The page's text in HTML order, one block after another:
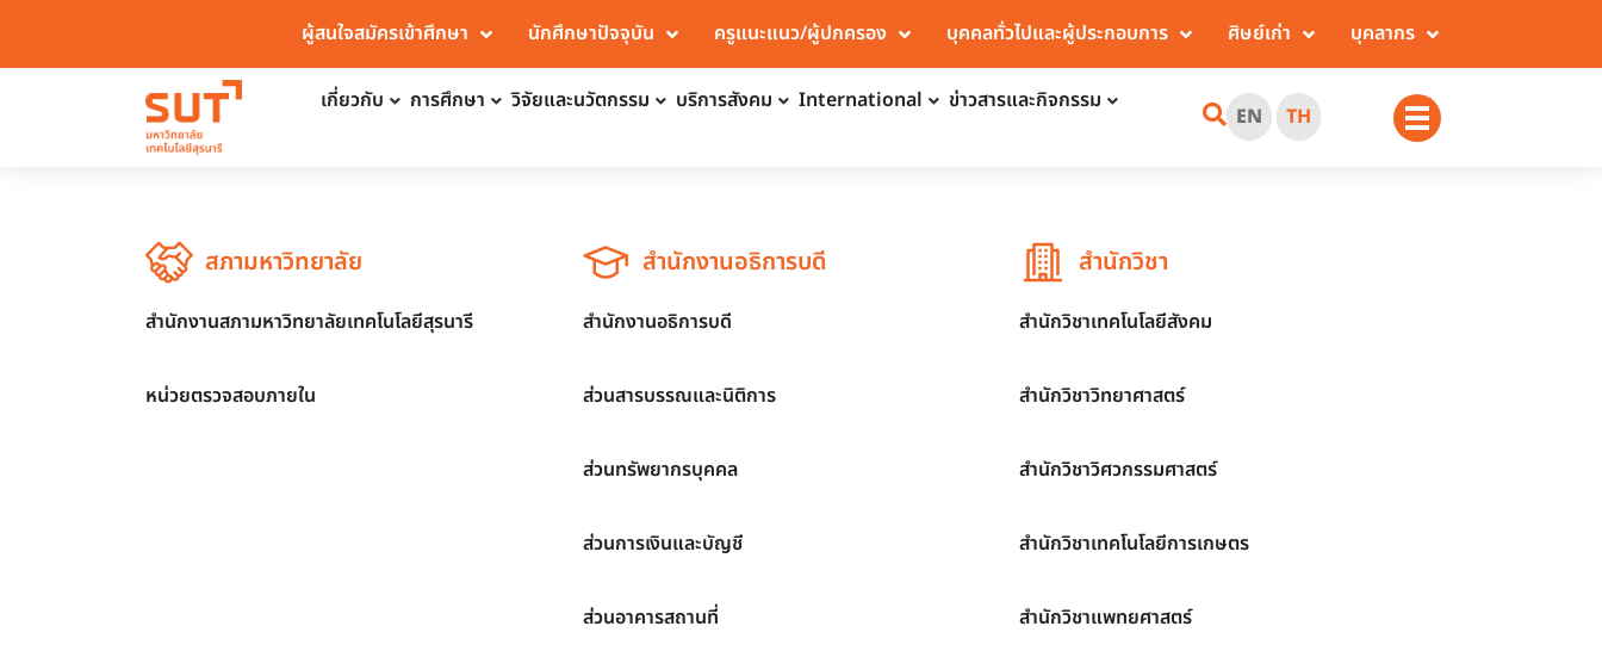
ผู้สนใจสมัครเข้าศึกษา นักศึกษาปัจจุบัน ครูแนะแนว/ผู้ปกครอง บุคคลทั่วไปและผู้ประกอบการ ศิษย์เก่า บุคลากร
เกี่ยวกับ การศึกษา วิจัยและนวัตกรรม บริการสังคม International ข่าวสารและกิจกรรม
EN TH
สภามหาวิทยาลัย
สำนักงานสภามหาวิทยาลัยเทคโนโลยีสุรนารี
หน่วยตรวจสอบภายใน
สำนักงานอธิการบดี
สำนักงานอธิการบดี
ส่วนสารบรรณและนิติการ
ส่วนทรัพยากรบุคคล
ส่วนการเงินและบัญชี
ส่วนอาคารสถานที่
สำนักวิชา
สำนักวิชาเทคโนโลยีสังคม
สำนักวิชาวิทยาศาสตร์
สำนักวิชาวิศวกรรมศาสตร์
สำนักวิชาเทคโนโลยีการเกษตร
สำนักวิชาแพทยศาสตร์